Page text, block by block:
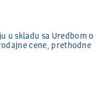
u skladu sa Uredbom o
cene, prethodne